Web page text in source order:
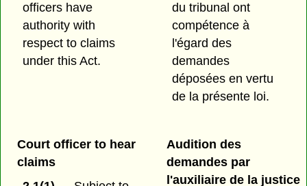
officers have
authority with
respect to claims
under this Act.
du tribunal ont
compétence à
l'égard des
demandes
déposées en vertu
de la présente loi.
Court officer to hear
claims
Audition des
demandes par
l'auxiliaire de la justice